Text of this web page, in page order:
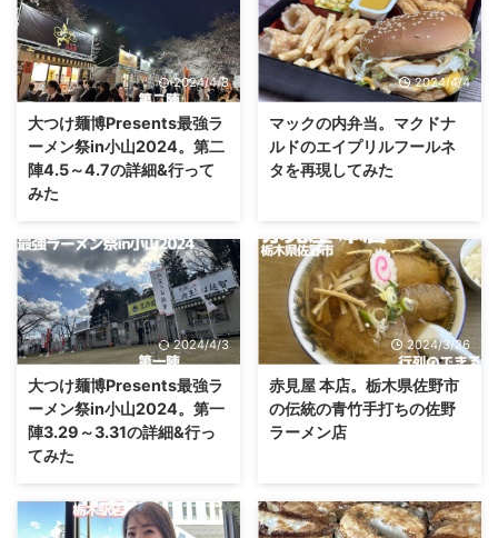
2024/4/8
大つけ麺博Presents最強ラ
ーメン祭in小山2024。第二
陣4.5～4.7の詳細&行って
みた
2024/4/4
マックの内弁当。マクドナ
ルドのエイプリルフールネ
タを再現してみた
2024/4/3
大つけ麺博Presents最強ラ
ーメン祭in小山2024。第一
陣3.29～3.31の詳細&行っ
てみた
2024/3/26
赤見屋 本店。栃木県佐野市
の伝統の青竹手打ちの佐野
ラーメン店